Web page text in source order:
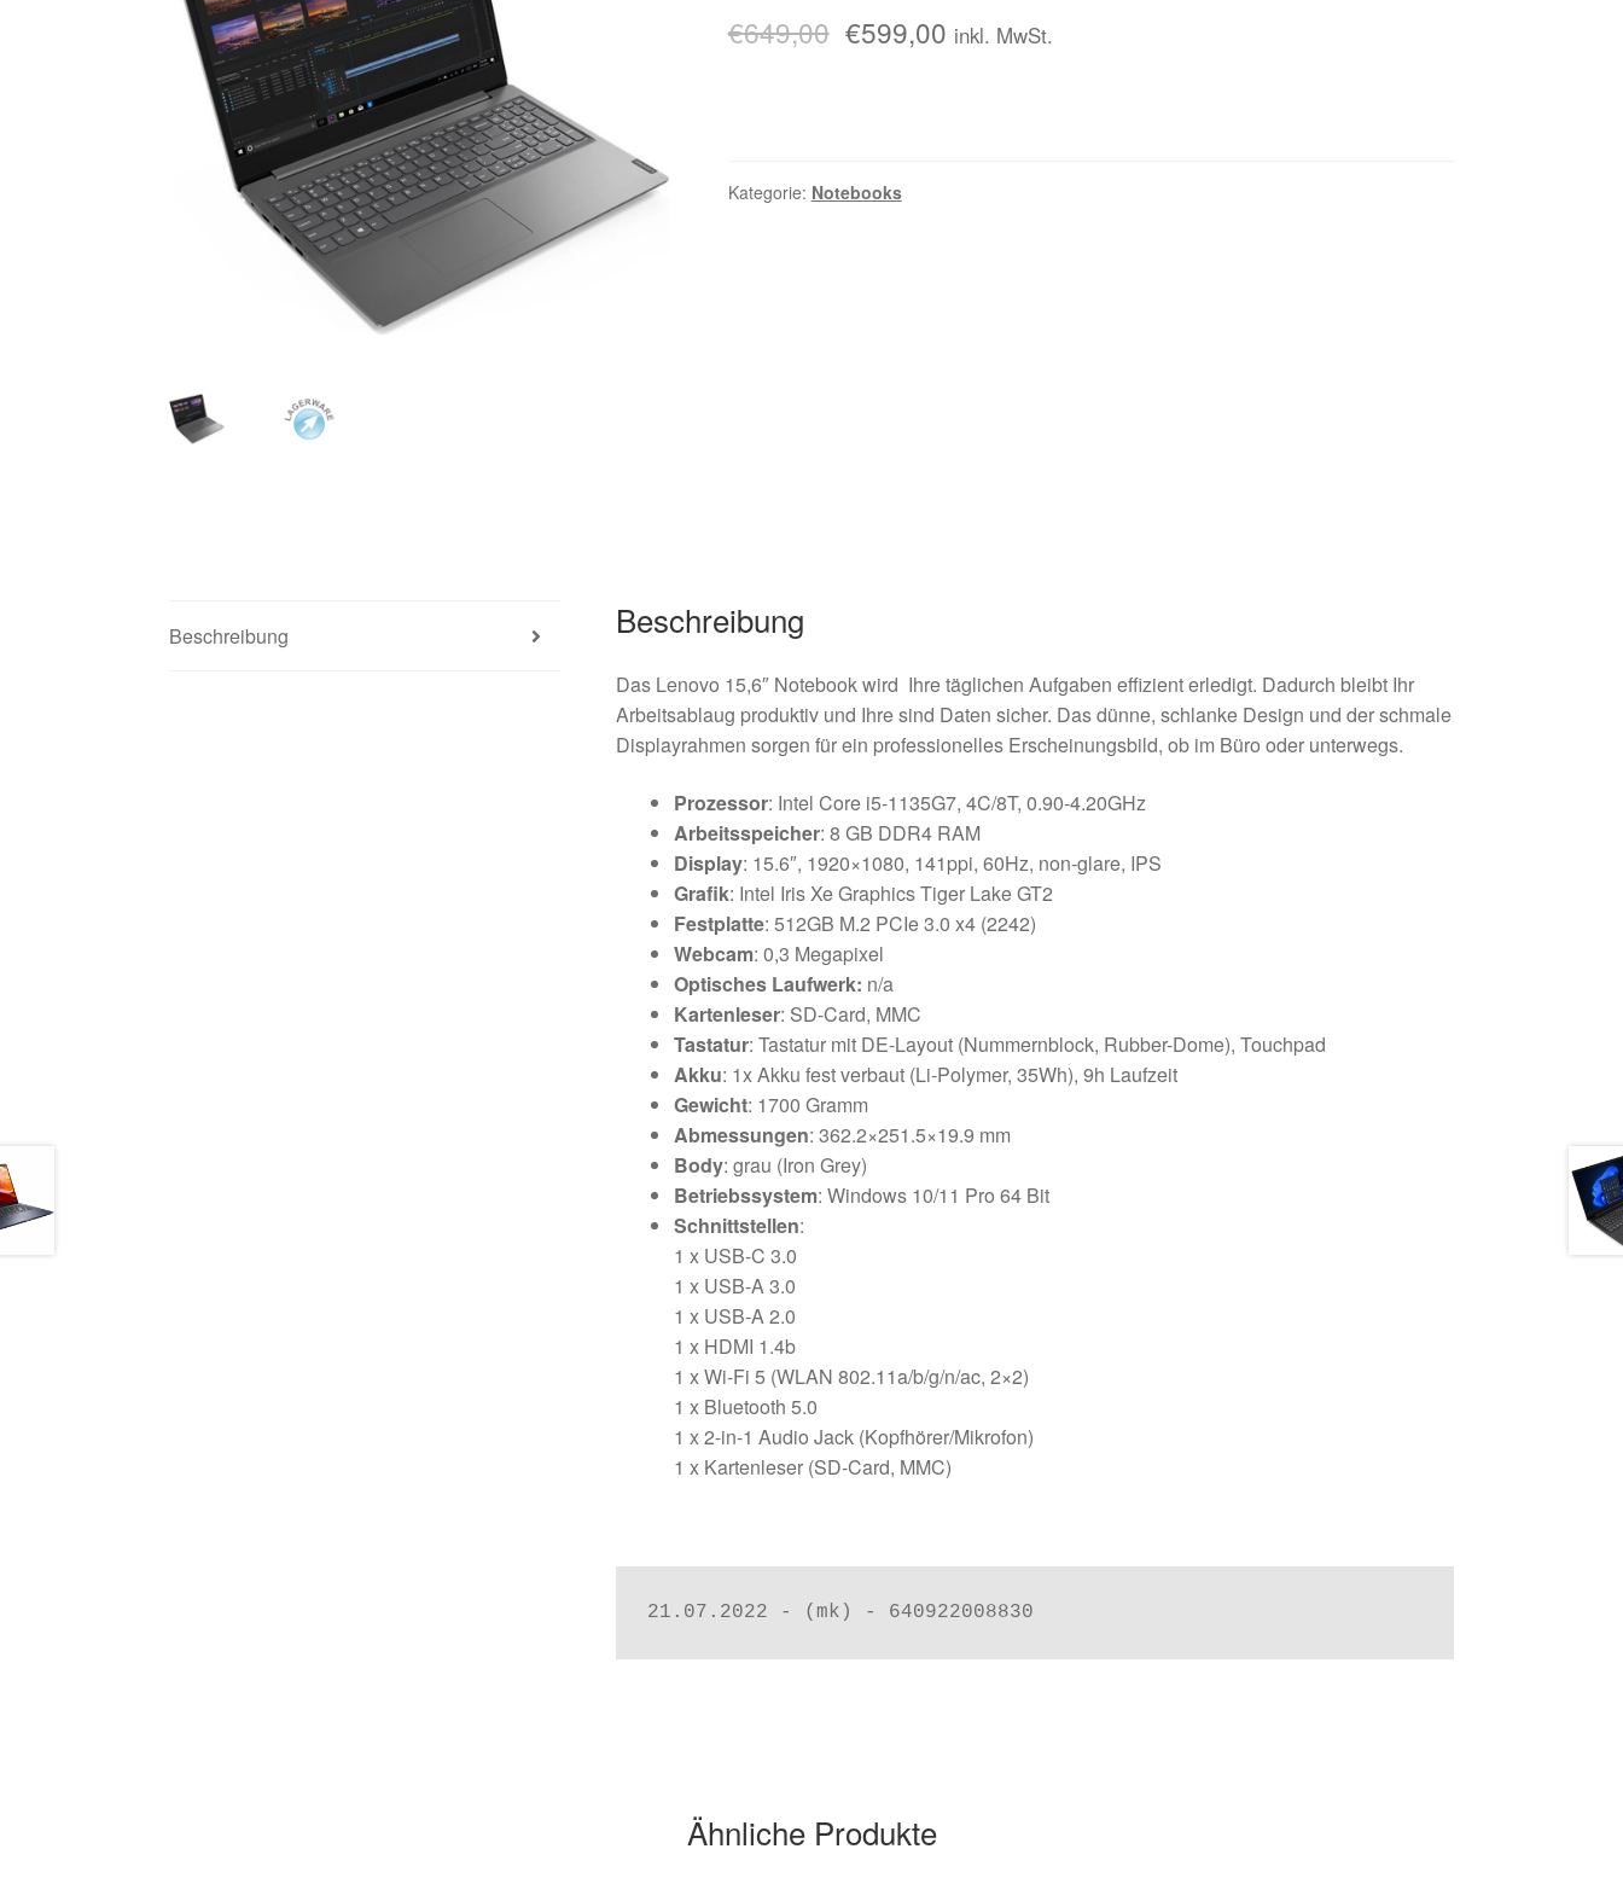
€649,00 €599,00 inkl. MwSt.
Kategorie: Notebooks
Beschreibung Beschreibung
Das Lenovo 15,6″ Notebook wird Ihre täglichen Aufgaben effizient erledigt. Dadurch bleibt Ihr
Arbeitsablaug produktiv und Ihre sind Daten sicher. Das dünne, schlanke Design und der schmale
Displayrahmen sorgen für ein professionelles Erscheinungsbild, ob im Büro oder unterwegs.
Prozessor: Intel Core i5-1135G7, 4C/8T, 0.90-4.20GHz
Arbeitsspeicher: 8 GB DDR4 RAM
Display: 15.6″, 1920×1080, 141ppi, 60Hz, non-glare, IPS
Grafik: Intel Iris Xe Graphics Tiger Lake GT2
Festplatte: 512GB M.2 PCIe 3.0 x4 (2242)
Webcam: 0,3 Megapixel
Optisches Laufwerk: n/a
Kartenleser: SD-Card, MMC
Tastatur: Tastatur mit DE-Layout (Nummernblock, Rubber-Dome), Touchpad
Akku: 1x Akku fest verbaut (Li-Polymer, 35Wh), 9h Laufzeit
Gewicht: 1700 Gramm
Abmessungen: 362.2×251.5×19.9 mm
Body: grau (Iron Grey)
Betriebssystem: Windows 10/11 Pro 64 Bit
Schnittstellen:
1 x USB-C 3.0
1 x USB-A 3.0
1 x USB-A 2.0
1 x HDMI 1.4b
1 x Wi-Fi 5 (WLAN 802.11a/​b/​g/​n/​ac, 2×2)
1 x Bluetooth 5.0
1 x 2-in-1 Audio Jack (Kopfhörer/Mikrofon)
1 x Kartenleser (SD-Card, MMC)
21.07.2022 - (mk) - 640922008830
Ähnliche Produkte